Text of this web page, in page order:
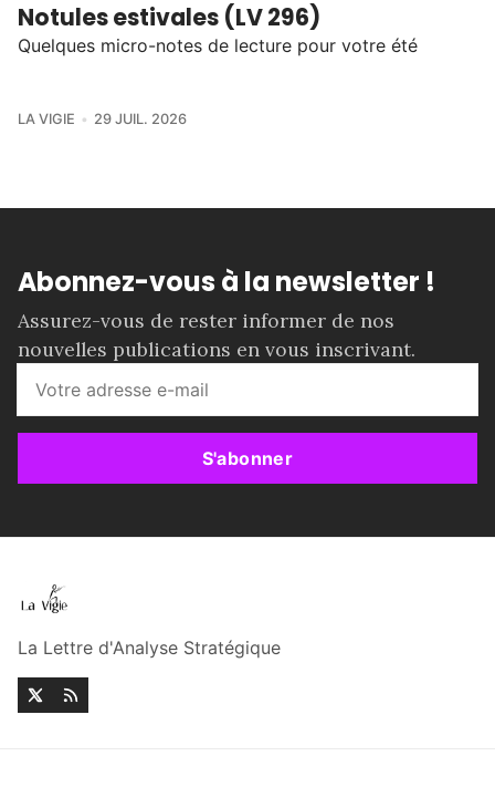
Notules estivales (LV 296)
Quelques micro-notes de lecture pour votre été
LA VIGIE 29 JUIL. 2026
Abonnez-vous à la newsletter !
Assurez-vous de rester informer de nos
nouvelles publications en vous inscrivant.
S'abonner
La Lettre d'Analyse Stratégique